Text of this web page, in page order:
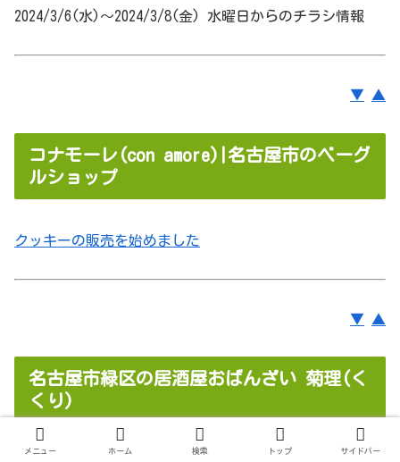
2024/3/6(水)～2024/3/8(金) 水曜日からのチラシ情報
▼ ▲
コナモーレ(con amore)|名古屋市のベーグ
ルショップ
クッキーの販売を始めました
▼ ▲
名古屋市緑区の居酒屋おばんざい 菊理(く
くり)
メニュー ホーム 検索 トップ サイドバー